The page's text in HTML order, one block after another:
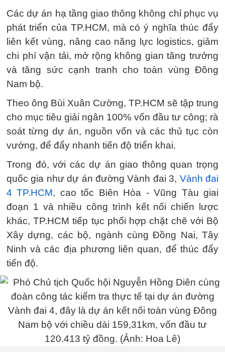
Các dự án hạ tầng giao thông không chỉ phục vụ
phát triển của TP.HCM, mà có ý nghĩa thúc đẩy
liên kết vùng, nâng cao năng lực logistics, giảm
chi phí vận tải, mở rộng không gian tăng trưởng
và tăng sức cạnh tranh cho toàn vùng Đông
Nam bộ.
Theo ông Bùi Xuân Cường, TP.HCM sẽ tập trung
cho mục tiêu giải ngân 100% vốn đầu tư công; rà
soát từng dự án, nguồn vốn và các thủ tục còn
vướng, để đẩy nhanh tiến độ triển khai.
Trong đó, với các dự án giao thông quan trọng
quốc gia như dự án đường Vành đai 3, Vành đai
4 TP.HCM, cao tốc Biên Hòa - Vũng Tàu giai
đoạn 1 và nhiều công trình kết nối chiến lược
khác, TP.HCM tiếp tục phối hợp chặt chẽ với Bộ
Xây dựng, các bộ, ngành cùng Đồng Nai, Tây
Ninh và các địa phương liên quan, để thúc đẩy
tiến độ.